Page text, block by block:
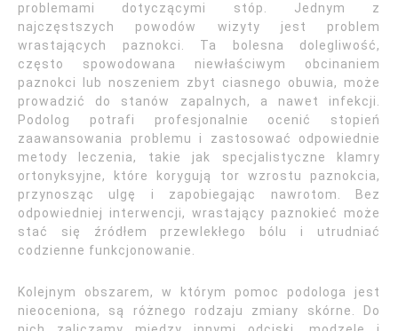
problemami dotyczącymi stóp. Jednym z
najczęstszych powodów wizyty jest problem
wrastających paznokci. Ta bolesna dolegliwość,
często spowodowana niewłaściwym obcinaniem
paznokci lub noszeniem zbyt ciasnego obuwia, może
prowadzić do stanów zapalnych, a nawet infekcji.
Podolog potrafi profesjonalnie ocenić stopień
zaawansowania problemu i zastosować odpowiednie
metody leczenia, takie jak specjalistyczne klamry
ortonyksyjne, które korygują tor wzrostu paznokcia,
przynosząc ulgę i zapobiegając nawrotom. Bez
odpowiedniej interwencji, wrastający paznokieć może
stać się źródłem przewlekłego bólu i utrudniać
codzienne funkcjonowanie.
Kolejnym obszarem, w którym pomoc podologa jest
nieoceniona, są różnego rodzaju zmiany skórne. Do